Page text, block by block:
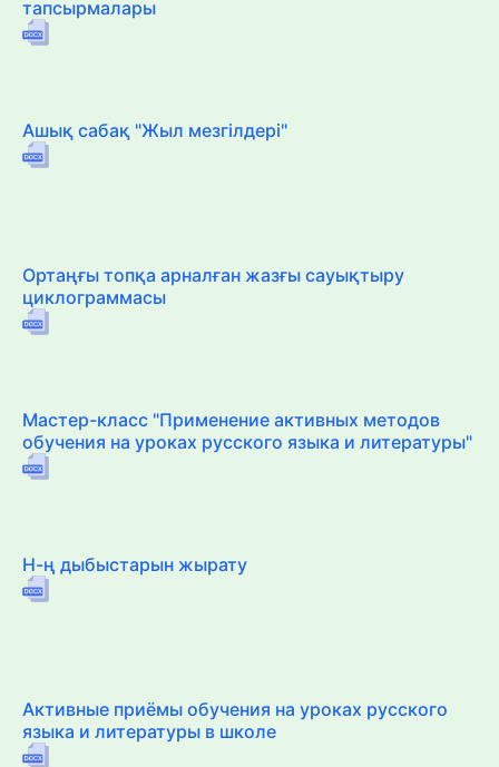
тапсырмалары
Ашық сабақ "Жыл мезгілдері"
Ортаңғы топқа арналған жазғы сауықтыру
циклограммасы
Мастер-класс "Применение активных методов
обучения на уроках русского языка и литературы"
Н-ң дыбыстарын жырату
Активные приёмы обучения на уроках русского
языка и литературы в школе